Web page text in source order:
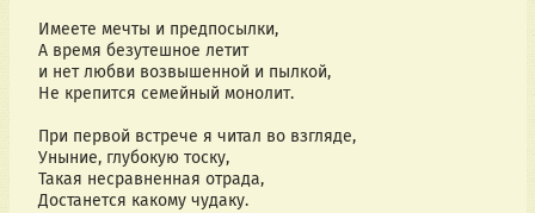
Имеете мечты и предпосылки,
А время безутешное летит
и нет любви возвышенной и пылкой,
Не крепится семейный монолит.
При первой встрече я читал во взгляде,
Уныние, глубокую тоску,
Такая несравненная отрада,
Достанется какому чудаку.